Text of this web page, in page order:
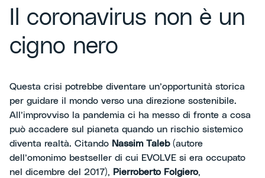
Il coronavirus non è un
cigno nero
Questa crisi potrebbe diventare un’opportunità storica
per guidare il mondo verso una direzione sostenibile.
All’improvviso la pandemia ci ha messo di fronte a cosa
può accadere sul pianeta quando un rischio sistemico
diventa realtà. Citando Nassim Taleb(autore
dell’omonimo bestseller di cui EVOLVE si era occupato
nel dicembre del 2017), Pierroberto Folgiero,